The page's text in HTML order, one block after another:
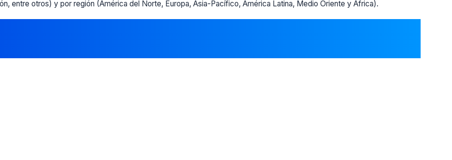
entre otros) y por región (América del Norte, Europa, Asia-Pacífico, América Latina, Medio Oriente y África).